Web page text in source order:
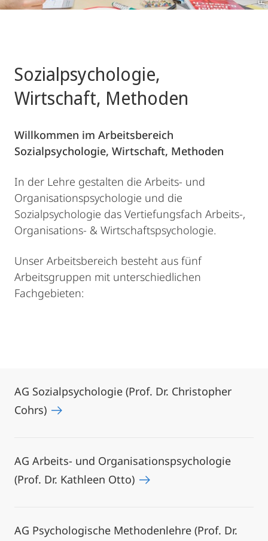
Sozialpsychologie,
Wirtschaft, Methoden
Willkommen im Arbeitsbereich
Sozialpsychologie, Wirtschaft, Methoden
In der Lehre gestalten die Arbeits- und
Organisationspsychologie und die
Sozialpsychologie das Vertiefungsfach Arbeits-,
Organisations- & Wirtschaftspsychologie.
Unser Arbeitsbereich besteht aus fünf
Arbeitsgruppen mit unterschiedlichen
Fachgebieten:
AG Sozialpsychologie (Prof. Dr. Christopher
Cohrs)
AG Arbeits- und Organisationspsychologie
(Prof. Dr. Kathleen Otto)
AG Psychologische Methodenlehre (Prof. Dr.